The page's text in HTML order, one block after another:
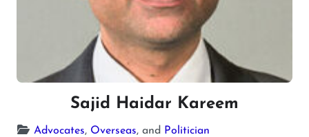
Sajid Haidar Kareem
Advocates, Overseas, and Politician